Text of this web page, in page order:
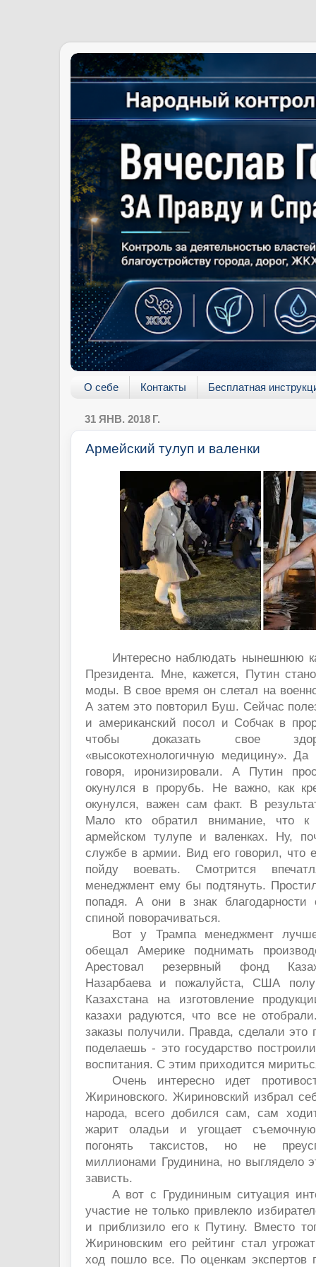
О себе Контакты Бесплатная
31 ЯНВ. 2018 Г.
Армейский тулуп и валенки
Интересно наблюдать нынешнюю
Президента. Мне, кажется, Путин
моды. В свое время он слетал на
А затем это повторил Буш. Сейчас
и американский посол и Собчак в
чтобы доказать свое
«высокотехнологичную медицину».
говоря, иронизировали. А Путин
окунулся в прорубь. Не важно, как
окунулся, важен сам факт. В
Мало кто обратил внимание, что
армейском тулупе и валенках. Ну,
службе в армии. Вид его говорил, что
пойду воевать. Смотрится
менеджмент ему бы подтянуть.
попадя. А они в знак благодарности
спиной поворачиваться.
Вот у Трампа менеджмент
обещал Америке поднимать
Арестовал резервный фонд
Назарбаева и пожалуйста, США
Казахстана на изготовление
казахи радуются, что все не
заказы получили. Правда, сделали это
поделаешь - это государство
воспитания. С этим приходится
Очень интересно идет
Жириновского. Жириновский избрал
народа, всего добился сам, сам
жарит оладьи и угощает
погонять таксистов, но не
миллионами Грудинина, но выглядело
зависть.
А вот с Грудининым ситуация
участие не только привлекло
и приблизило его к Путину. Вместо
Жириновским его рейтинг стал
ход пошло все. По оценкам экспертов